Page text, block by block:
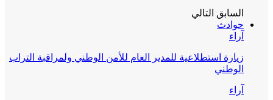
السابق التالي
حوادث
آراء
زيارة استطلاعية للمدير العام للأمن الوطني ولمراقبة التراب
الوطني
آراء